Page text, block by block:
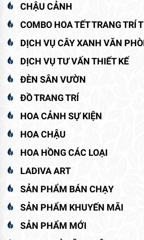
CHẬU CẢNH
COMBO HOA TẾT TRANG TRÍ
DỊCH VỤ CÂY XANH VĂN
DỊCH VỤ TƯ VẤN THIẾT KẾ
ĐÈN SÂN VƯỜN
ĐỒ TRANG TRÍ
HOA CẢNH SỰ KIỆN
HOA CHẬU
HOA HỒNG CÁC LOẠI
LADIVA ART
SẢN PHẨM BÁN CHẠY
SẢN PHẨM KHUYẾN MÃI
SẢN PHẨM MỚI